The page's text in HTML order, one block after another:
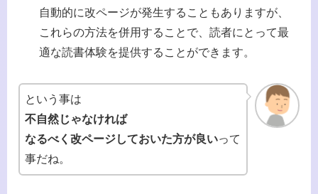
自動的に改ページが発生することもありますが、
これらの方法を併用することで、読者にとって最
適な読書体験を提供することができます。
という事は
不自然じゃなければ
なるべく改ページしておいた方が良いって
事だね。